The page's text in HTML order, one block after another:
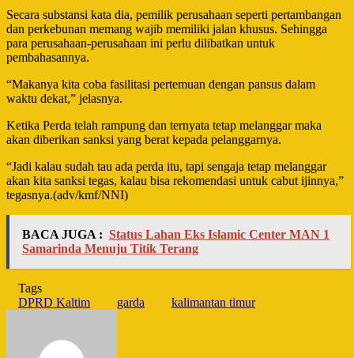
Secara substansi kata dia, pemilik perusahaan seperti pertambangan
dan perkebunan memang wajib memiliki jalan khusus. Sehingga
para perusahaan-perusahaan ini perlu dilibatkan untuk
pembahasannya.
“Makanya kita coba fasilitasi pertemuan dengan pansus dalam
waktu dekat,” jelasnya.
Ketika Perda telah rampung dan ternyata tetap melanggar maka
akan diberikan sanksi yang berat kepada pelanggarnya.
“Jadi kalau sudah tau ada perda itu, tapi sengaja tetap melanggar
akan kita sanksi tegas, kalau bisa rekomendasi untuk cabut ijinnya,”
tegasnya.(adv/kmf/NNI)
BACA JUGA : Status Lahan Eks Islamic Center MAN 1
Samarinda Menuju Titik Terang
Tags
DPRD Kaltim
garda kalimantan timur